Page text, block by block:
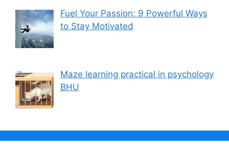
Fuel Your Passion: 9 Powerful Ways
to Stay Motivated
Maze learning practical in psychology
BHU